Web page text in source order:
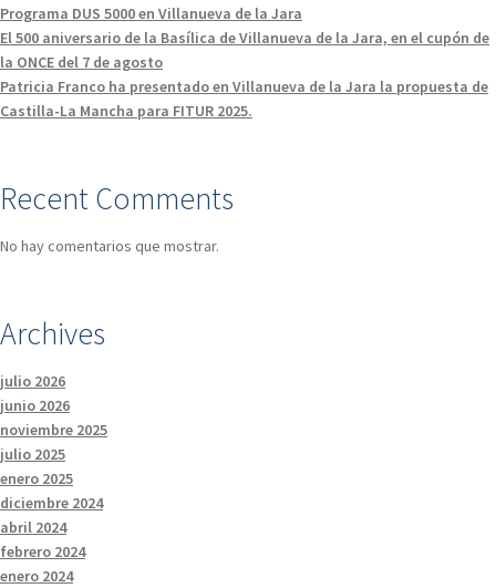
Programa DUS 5000 en Villanueva de la Jara
El 500 aniversario de la Basílica de Villanueva de la Jara, en el cupón de
la ONCE del 7 de agosto
Patricia Franco ha presentado en Villanueva de la Jara la propuesta de
Castilla-La Mancha para FITUR 2025.
Recent Comments
No hay comentarios que mostrar.
Archives
julio 2026
junio 2026
noviembre 2025
julio 2025
enero 2025
diciembre 2024
abril 2024
febrero 2024
enero 2024